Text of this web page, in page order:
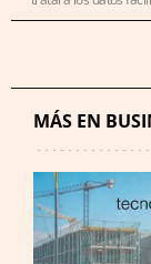
MÁS EN